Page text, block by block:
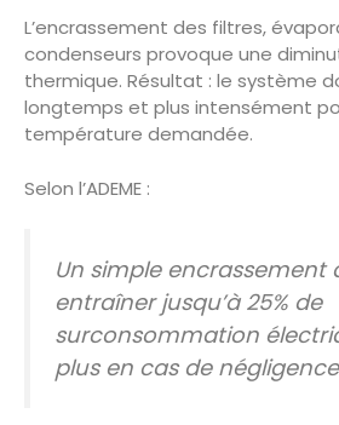
L’encrassement des filtres,
condenseurs provoque une
thermique. Résultat : le système
longtemps et plus intensément
température demandée.
Selon l’ADEME :
Un simple encrassement
entraîner jusqu’à 25% de
surconsommation
plus en cas de